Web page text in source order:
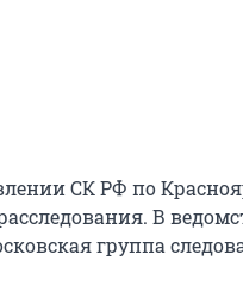
СК РФ по
В
группа